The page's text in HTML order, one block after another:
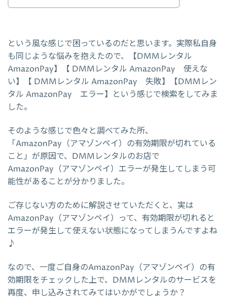
という風な感じで困っているのだと思います。実際私自身
も同じような悩みを抱えたので、【DMMレンタル
AmazonPay】【 DMMレンタル AmazonPay 使えな
い】【 DMMレンタル AmazonPay 失敗】【DMMレン
タル AmazonPay エラー】という感じで検索をしてみま
した。
そのような感じで色々と調べてみた所、
「AmazonPay（アマゾンペイ）の有効期限が切れている
こと」が原因で、DMMレンタルのお店で
AmazonPay（アマゾンペイ）エラーが発生してしまう可
能性があることが分かりました。
ご存じない方のために解説させていただくと、実は
AmazonPay（アマゾンペイ）って、有効期限が切れると
エラーが発生して使えない状態になってしまうんですよね
♪
なので、一度ご自身のAmazonPay（アマゾンペイ）の有
効期限をチェックした上で、DMMレンタルのサービスを
再度、申し込みされてみてはいかがでしょうか？